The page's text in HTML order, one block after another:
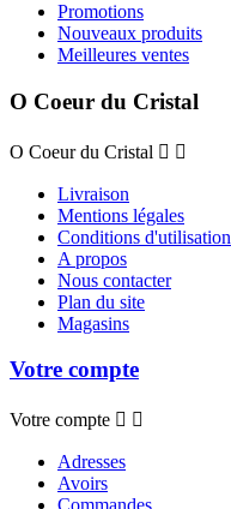
Promotions
Nouveaux produits
Meilleures ventes
O Coeur du Cristal
O Coeur du Cristal  
Livraison
Mentions légales
Conditions d'utilisation
A propos
Nous contacter
Plan du site
Magasins
Votre compte
Votre compte  
Adresses
Avoirs
Commandes